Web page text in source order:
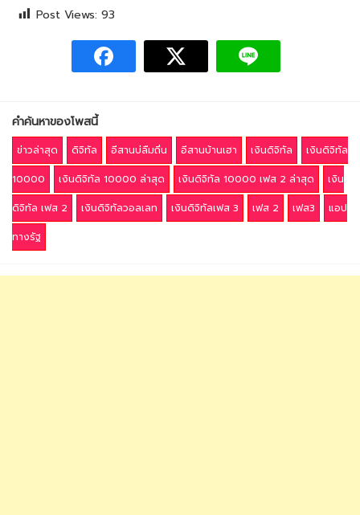
Post Views: 93
คำค้นหาของโพสนี้
ข่าวล่าสุด ดิจิทัล อีสานบ่ลืมถิ่น อีสานบ้านเฮา เงินดิจิทัล
เงินดิจิทัล
10000
เงินดิจิทัล 10000 ล่าสุด เงินดิจิทัล 10000 เฟส 2 ล่าสุด
เงิน
ดิจิทัล เฟส 2
เงินดิจิทัลวอลเลท เงินดิจิทัลเฟส 3 เฟส 2 เฟส3
แอป
ทางรัฐ